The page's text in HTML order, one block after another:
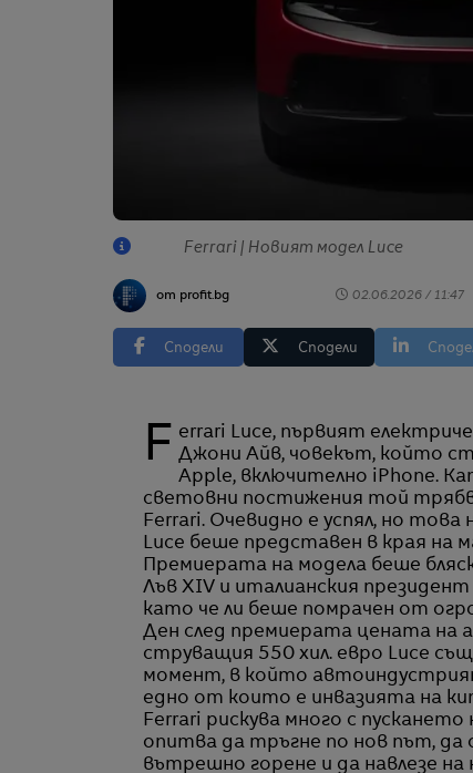
Ferrari | Новият модел Luce
от profit.bg 02.06.2026 / 11:47
Сподели Сподели
Ferrari Luce, първият електрически модел на компанията, е рожба на дизайнера Джони Айв, човекът, който
Apple, включително iPhone.
световни постижения той
Ferrari. Очевидно е успял, но това
Luce беше представен в края на
Премиерата на модела беше
Лъв XIV и италианския
като че ли беше помрачен от
Ден след премиерата цената на
струващия 550 хил. евро Luce
момент, в който
едно от които е инвазията на
Ferrari рискува много с
опитва да тръгне по нов път,
вътрешно горене и да навлезе на